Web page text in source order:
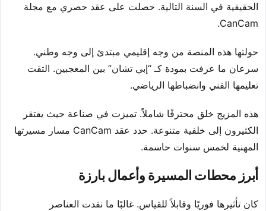
الحقيقية في السنة التالية. حصلت على عقد حصري مع مجلة
CanCam.
حولتها هذه المنصة من وجه إقليمي مبتدئ إلى وجه وطني.
سرعان ما عرفت بمودة كـ “إبي تشان” بين المعجبين. التقت
تعليمها الفني وانضباطها الرياضي.
هذه المزيج خلق محترفًا شاملاً. تميزت في صناعة حيث يفتقر
الكثيرون إلى خلفية متنوعة. حدد عقد CanCam مسار مسيرتها
المهنية لخمس سنوات حاسمة.
أبرز محطات المسيرة وأعمال بارزة
كان تأثيرها فوريًا وقابلاً للقياس. غالبًا ما نفدت العناصر